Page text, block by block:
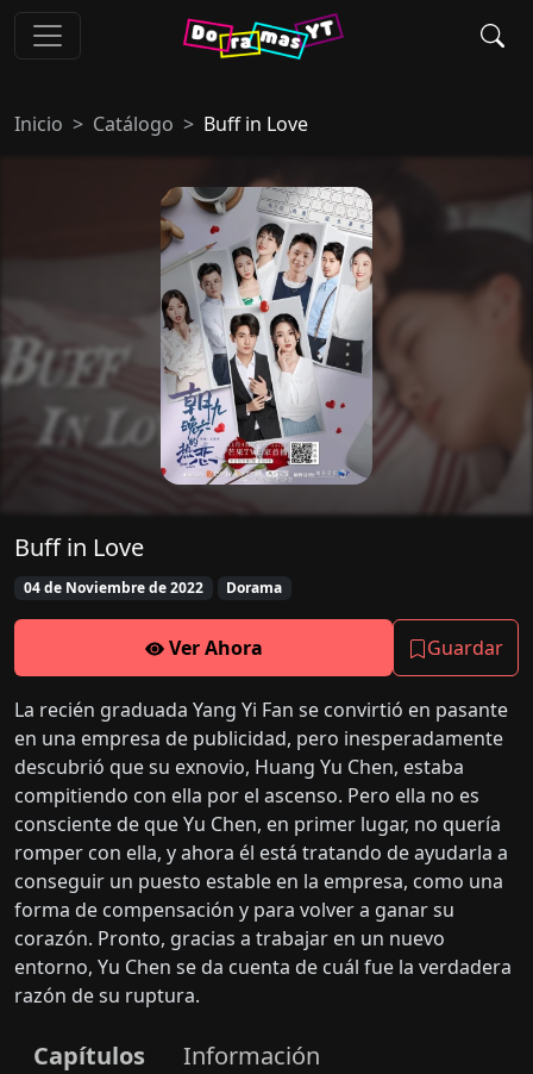
Inicio Catálogo Buff in Love
Buff in Love
04 de Noviembre de 2022 Dorama
Ver Ahora Guardar
La recién graduada Yang Yi Fan se convirtió en pasante
en una empresa de publicidad, pero inesperadamente
descubrió que su exnovio, Huang Yu Chen, estaba
compitiendo con ella por el ascenso. Pero ella no es
consciente de que Yu Chen, en primer lugar, no quería
romper con ella, y ahora él está tratando de ayudarla a
conseguir un puesto estable en la empresa, como una
forma de compensación y para volver a ganar su
corazón. Pronto, gracias a trabajar en un nuevo
entorno, Yu Chen se da cuenta de cuál fue la verdadera
razón de su ruptura.
Capítulos Información